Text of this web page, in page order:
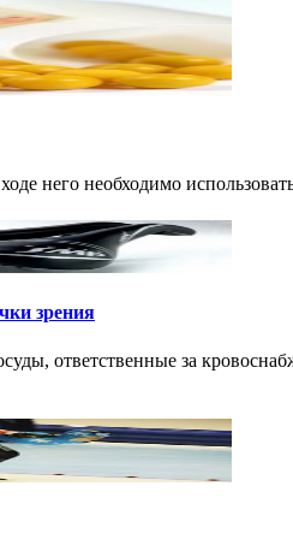
него необходимо
зрения
ответственные за